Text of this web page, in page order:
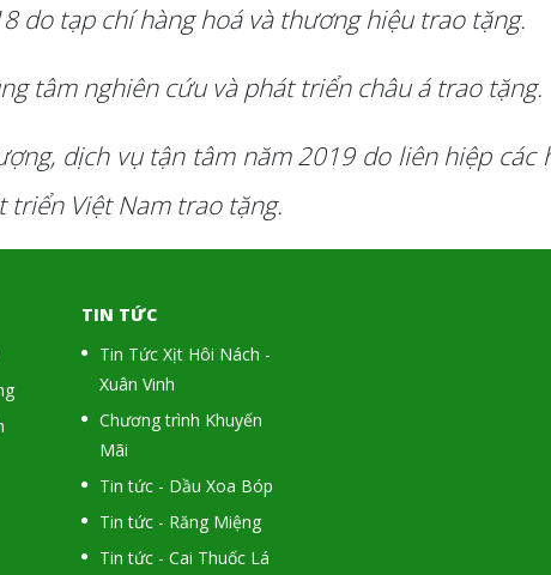
do tạp chí hàng hoá và thương hiệu trao tặng.
tâm nghiên cứu và phát triển châu á trao tặng.
dịch vụ tận tâm năm 2019 do liên hiệp các
triển Việt Nam trao tặng.
TIN TỨC
Tin Tức Xịt Hôi Nách -
Xuân Vinh
Chương trình Khuyến
Mãi
Tin tức - Dầu Xoa Bóp
Tin tức - Răng Miệng
Tin tức - Cai Thuốc Lá